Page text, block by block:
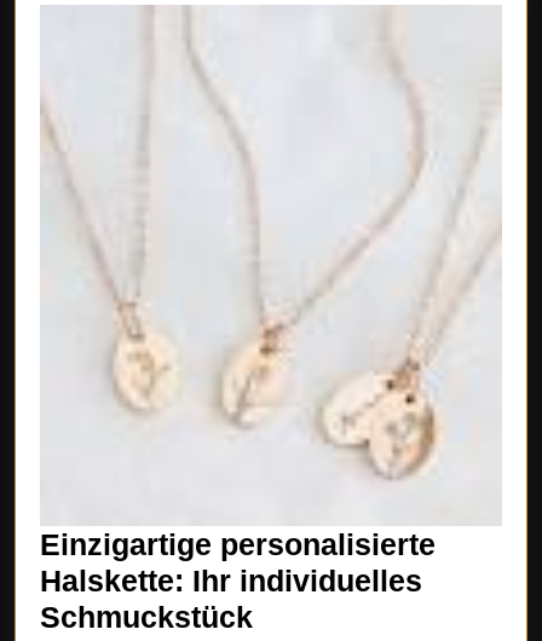
Einzigartige personalisierte
Halskette: Ihr individuelles
SchmuckstückEinzigartige